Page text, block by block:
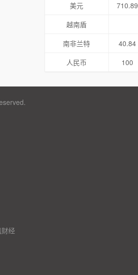
美元
710.89
越南盾
南非兰特
40.84
人民币
100
经